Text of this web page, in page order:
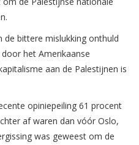
de bittere mislukking onthuld
het Amerikaanse
aan de Palestijnen is
opiniepeiling 61 procent
af waren dan vóór Oslo,
was geweest om de